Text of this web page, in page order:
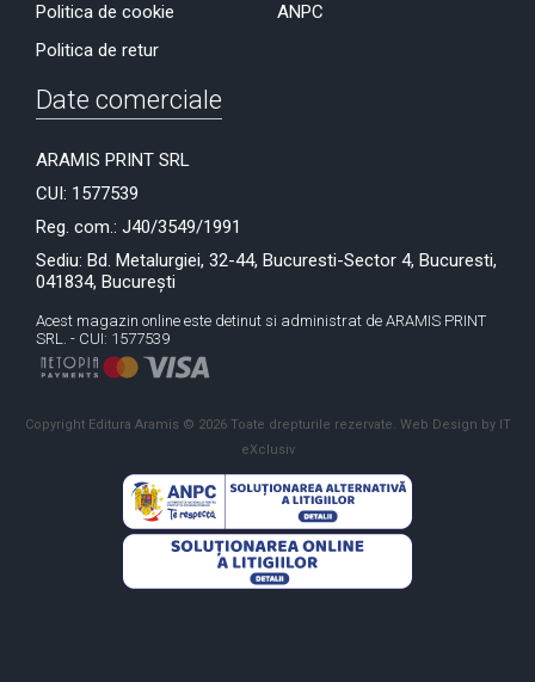
Politica de cookie
Politica de retur
ANPC
Date comerciale
ARAMIS PRINT SRL
CUI: 1577539
Reg. com.: J40/3549/1991
Sediu: Bd. Metalurgiei, 32-44, Bucuresti-Sector 4, Bucuresti,
041834, București
Acest magazin online este detinut si administrat de ARAMIS PRINT
SRL. - CUI: 1577539
Copyright Editura Aramis © 2026 Toate drepturile rezervate. Web Design by IT
eXclusiv